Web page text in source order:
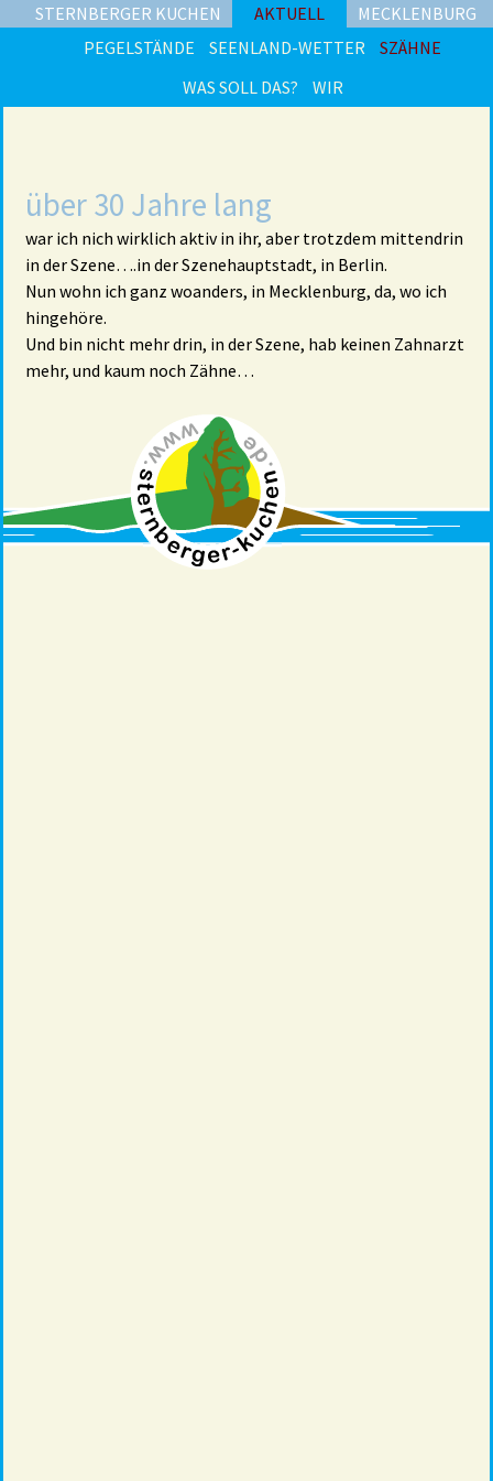
STERNBERGER KUCHEN AKTUELL
MECKLENBURG
PEGELSTÄNDE
SEENLAND-WETTER
SZÄHNE
WAS SOLL DAS?
WIR
über 30 Jahre lang
war ich nich wirklich aktiv in ihr, aber trotzdem mittendrin
in der Szene….in der Szenehauptstadt, in Berlin.
Nun wohn ich ganz woanders, in Mecklenburg, da, wo ich
hingehöre.
Und bin nicht mehr drin, in der Szene, hab keinen Zahnarzt
mehr, und kaum noch Zähne…